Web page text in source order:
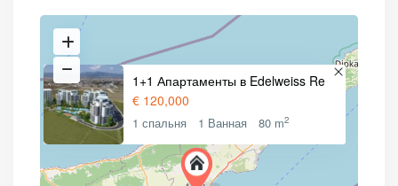
1+1 Апартаменты в Edelweiss Re
€ 120,000
1 спальня 1 Ванная 80 m2